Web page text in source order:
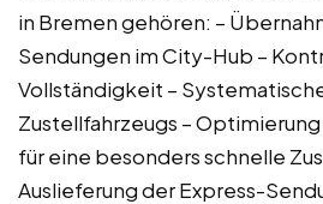
in Bremen gehören: –
Sendungen im City-Hub –
Vollständigkeit –
Zustellfahrzeugs –
für eine besonders schnelle
Auslieferung der Express-